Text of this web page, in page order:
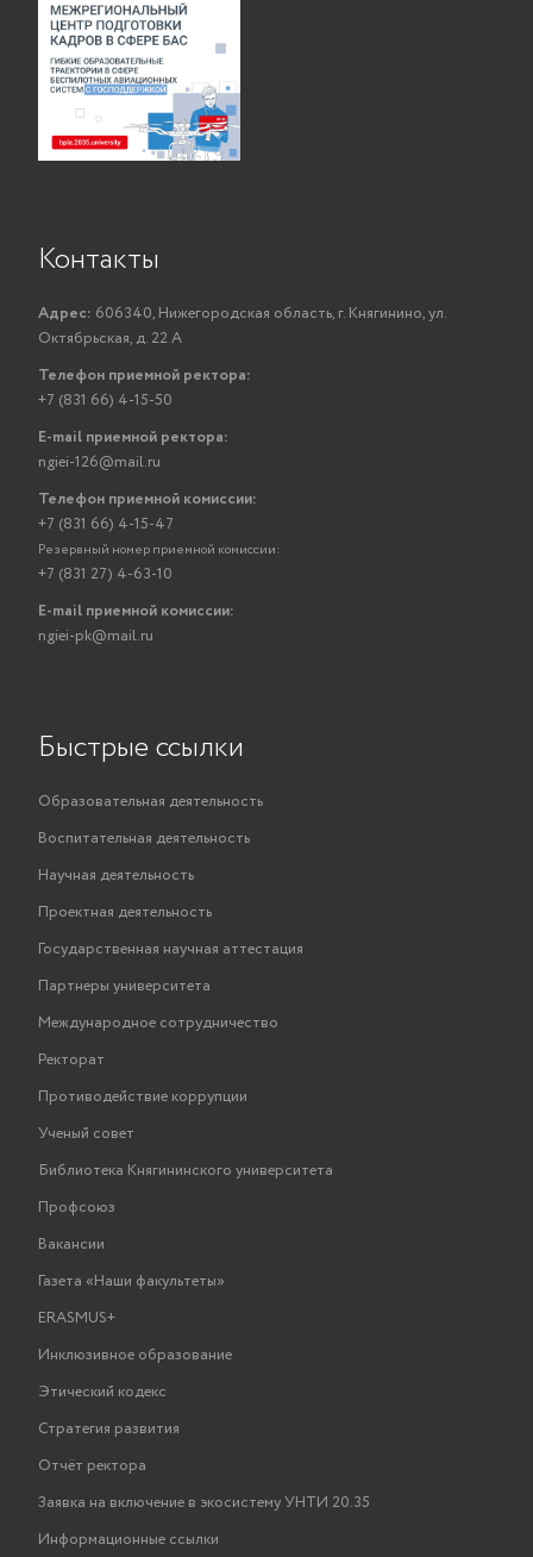
Контакты
Адрес: 606340, Нижегородская область, г. Княгинино, ул.
Октябрьская, д. 22 А
Телефон приемной ректора:
+7 (831 66) 4-15-50
E-mail приемной ректора:
ngiei-126@mail.ru
Телефон приемной комиссии:
+7 (831 66) 4-15-47
Резервный номер приемной комиссии:
+7 (831 27) 4-63-10
E-mail приемной комиссии:
ngiei-pk@mail.ru
Быстрые ссылки
Образовательная деятельность
Воспитательная деятельность
Научная деятельность
Проектная деятельность
Государственная научная аттестация
Партнеры университета
Международное сотрудничество
Ректорат
Противодействие коррупции
Ученый совет
Библиотека Княгининского университета
Профсоюз
Вакансии
Газета «Наши факультеты»
ERASMUS+
Инклюзивное образование
Этический кодекс
Стратегия развития
Отчёт ректора
Заявка на включение в экосистему УНТИ 20.35
Информационные ссылки